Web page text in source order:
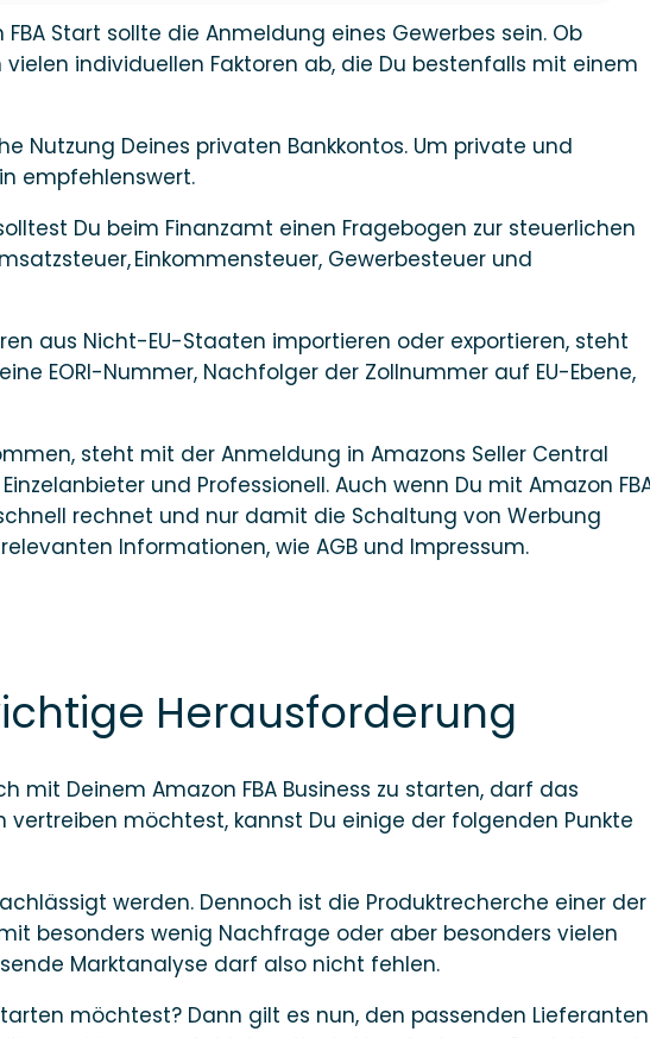
Start sollte die Anmeldung eines Gewerbes sein. Ob
individuellen Faktoren ab, die Du bestenfalls mit einem
Nutzung Deines privaten Bankkontos. Um private und
empfehlenswert.
Du beim Finanzamt einen Fragebogen zur steuerlichen
Einkommensteuer, Gewerbesteuer und
aus Nicht-EU-Staaten importieren oder exportieren, steht
EORI-Nummer, Nachfolger der Zollnummer auf EU-Ebene,
steht mit der Anmeldung in Amazons Seller Central
und Professionell. Auch wenn Du mit Amazon
rechnet und nur damit die Schaltung von Werbung
Informationen, wie AGB und Impressum.
Herausforderung
Deinem Amazon FBA Business zu starten, darf das
möchtest, kannst Du einige der folgenden Punkte
werden. Dennoch ist die Produktrecherche einer der
besonders wenig Nachfrage oder aber besonders vielen
Marktanalyse darf also nicht fehlen.
möchtest? Dann gilt es nun, den passenden Lieferanten